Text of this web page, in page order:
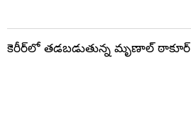
కెరీర్‌లో తడబడుతున్న మృణాల్ ఠాకూర్